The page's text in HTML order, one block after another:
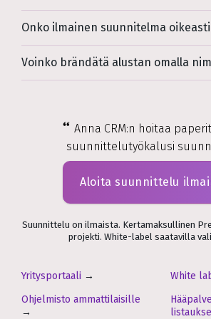
Onko ilmainen suunnitelma
Voinko brändätä alustan omalla
Anna CRM:n hoitaa
suunnittelutyökalusi
Aloita suunnittelu
Suunnittelu on ilmaista. Kertamaksullinen
projekti. White-label saatavilla
Yritysportaali → White
Ohjelmisto ammattilaisille
→